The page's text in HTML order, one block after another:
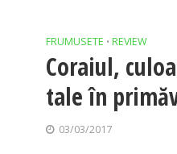
FRUMUSETE • REVIEW
Coraiul,
tale în
03/03/2017